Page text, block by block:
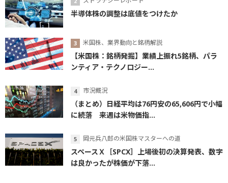
半導体株の調整は底値をつけたか
米国株、業界動向と銘柄解説
【米国株：銘柄発掘】業績上振れ5銘柄、パラ
ンティア・テクノロジー...
市況概況
（まとめ）日経平均は76円安の65,606円で小幅
に続落 来週は米物価指...
岡元兵八郎の米国株マスターへの道
スペースＸ［SPCX］上場後初の決算発表、数字
は良かったが株価が下落...